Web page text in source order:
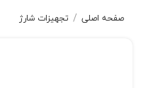
صفحه اصلی / تجهیزات شارژ